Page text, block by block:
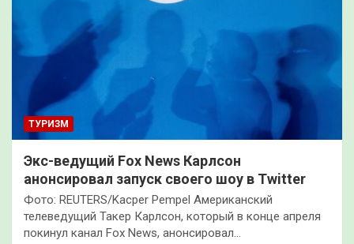
ТУРИЗМ
Экс-ведущий Fox News Карлсон
анонсировал запуск своего шоу в Twitter
Фото: REUTERS/Kacper Pempel Американский
телеведущий Такер Карлсон, который в конце апреля
покинул канал Fox News, анонсировал…